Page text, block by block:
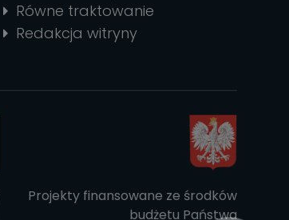
Równe traktowanie
Redakcja witryny
Projekty finansowane ze środków
budżetu Państwa